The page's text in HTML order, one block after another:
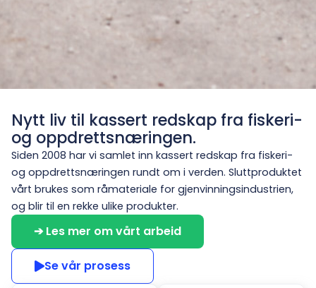
Nytt liv til kassert redskap fra fiskeri-
og oppdrettsnæringen.
Siden 2008 har vi samlet inn kassert redskap fra fiskeri-
og oppdrettsnæringen rundt om i verden. Sluttproduktet
vårt brukes som råmateriale for gjenvinningsindustrien,
og blir til en rekke ulike produkter.
➔ Les mer om vårt arbeid
Se vår prosess